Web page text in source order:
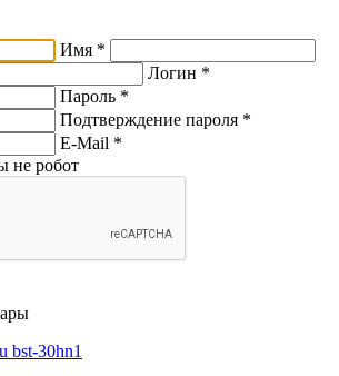
Имя *
Логин *
Пароль *
Подтверждение пароля *
E-Mail *
не робот